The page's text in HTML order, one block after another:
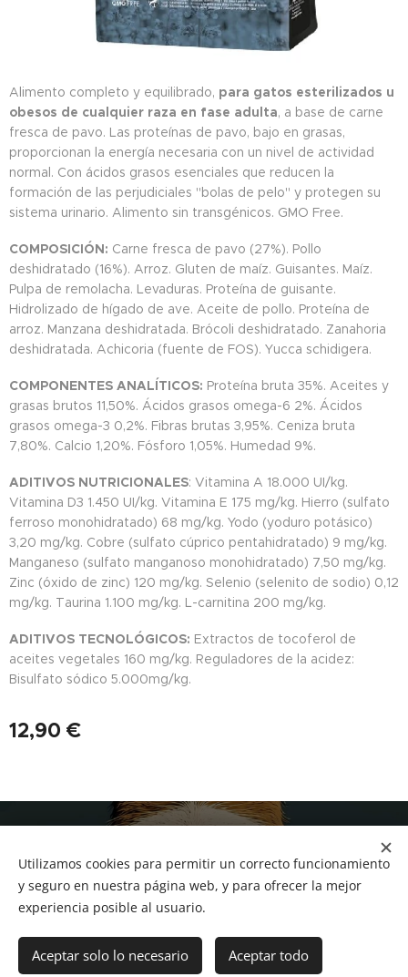
Alimento completo y equilibrado, para gatos esterilizados u
obesos de cualquier raza en fase adulta, a base de carne
fresca de pavo. Las proteínas de pavo, bajo en grasas,
proporcionan la energía necesaria con un nivel de actividad
normal. Con ácidos grasos esenciales que reducen la
formación de las perjudiciales "bolas de pelo" y protegen su
sistema urinario. Alimento sin transgénicos. GMO Free.
COMPOSICIÓN: Carne fresca de pavo (27%). Pollo
deshidratado (16%). Arroz. Gluten de maíz. Guisantes. Maíz.
Pulpa de remolacha. Levaduras. Proteína de guisante.
Hidrolizado de hígado de ave. Aceite de pollo. Proteína de
arroz. Manzana deshidratada. Brócoli deshidratado. Zanahoria
deshidratada. Achicoria (fuente de FOS). Yucca schidigera.
COMPONENTES ANALÍTICOS: Proteína bruta 35%. Aceites y
grasas brutos 11,50%. Ácidos grasos omega-6 2%. Ácidos
grasos omega-3 0,2%. Fibras brutas 3,95%. Ceniza bruta
7,80%. Calcio 1,20%. Fósforo 1,05%. Humedad 9%.
ADITIVOS NUTRICIONALES: Vitamina A 18.000 UI/kg.
Vitamina D3 1.450 UI/kg. Vitamina E 175 mg/kg. Hierro (sulfato
ferroso monohidratado) 68 mg/kg. Yodo (yoduro potásico)
3,20 mg/kg. Cobre (sulfato cúprico pentahidratado) 9 mg/kg.
Manganeso (sulfato manganoso monohidratado) 7,50 mg/kg.
Zinc (óxido de zinc) 120 mg/kg. Selenio (selenito de sodio) 0,12
mg/kg. Taurina 1.100 mg/kg. L-carnitina 200 mg/kg.
ADITIVOS TECNOLÓGICOS: Extractos de tocoferol de
aceites vegetales 160 mg/kg. Reguladores de la acidez:
Bisulfato sódico 5.000mg/kg.
12,90 €
Añadir a la cesta
Tf.666351543
Utilizamos cookies para permitir un correcto funcionamiento
y seguro en nuestra página web, y para ofrecer la mejor
experiencia posible al usuario.
Aceptar solo lo necesario Aceptar todo